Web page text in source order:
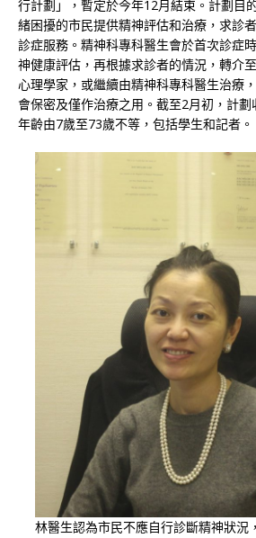
行計劃」，暫定於今年12月結束。計劃目
緒困擾的市民提供精神評估和治療，求診
診症服務。精神科專科醫生會於首次診症
神健康評估，再根據求診者的情況，轉介
心理學家，或繼續由精神科專科醫生治療
會保密及僅作治療之用。截至2月初，計劃
年齡由7歲至73歲不等，包括學生和記者。
林醫生認為市民不應自行診斷精神狀況